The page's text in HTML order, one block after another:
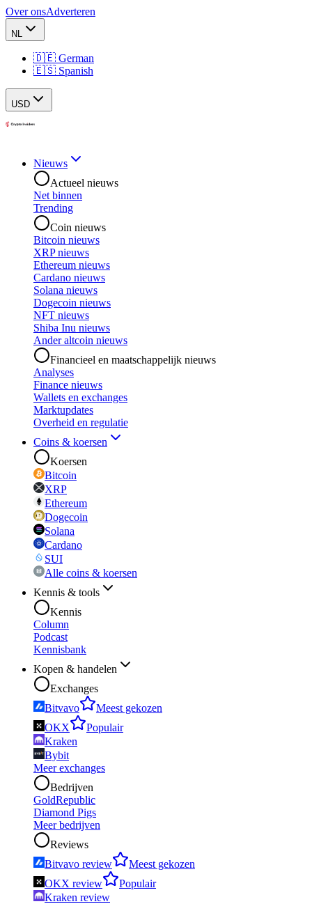
Over onsAdverteren
NL
🇩🇪 German
🇪🇸 Spanish
USD
Nieuws
Actueel nieuws
Net binnen
Trending
Coin nieuws
Bitcoin nieuws
XRP nieuws
Ethereum nieuws
Cardano nieuws
Solana nieuws
Dogecoin nieuws
NFT nieuws
Shiba Inu nieuws
Ander altcoin nieuws
Financieel en maatschappelijk nieuws
Analyses
Finance nieuws
Wallets en exchanges
Marktupdates
Overheid en regulatie
Coins & koersen
Koersen
Bitcoin
XRP
Ethereum
Dogecoin
Solana
Cardano
SUI
Alle coins & koersen
Kennis & tools
Kennis
Column
Podcast
Kennisbank
Kopen & handelen
Exchanges
Bitvavo
Meest gekozen
OKX
Populair
Kraken
Bybit
Meer exchanges
Bedrijven
GoldRepublic
Diamond Pigs
Meer bedrijven
Reviews
Bitvavo review
Meest gekozen
OKX review
Populair
Kraken review